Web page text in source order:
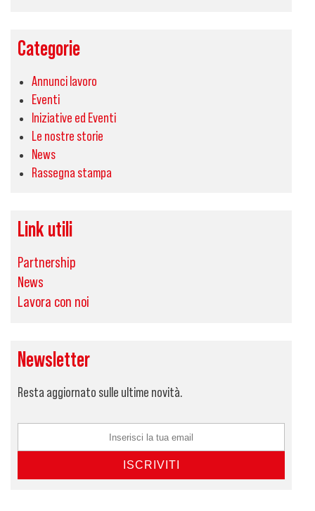
Categorie
Annunci lavoro
Eventi
Iniziative ed Eventi
Le nostre storie
News
Rassegna stampa
Link utili
Partnership
News
Lavora con noi
Newsletter
Resta aggiornato sulle ultime novità.